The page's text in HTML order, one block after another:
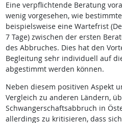
Eine verpflichtende Beratung
wenig vorgesehen, wie
beispielsweise eine Wartefrist
7 Tage) zwischen der ersten
des Abbruches. Dies hat den
Begleitung sehr individuell auf
abgestimmt werden können.
Neben diesem positiven Aspekt
Vergleich zu anderen Ländern,
Schwangerschaftsabbruch in
allerdings zu kritisieren, dass